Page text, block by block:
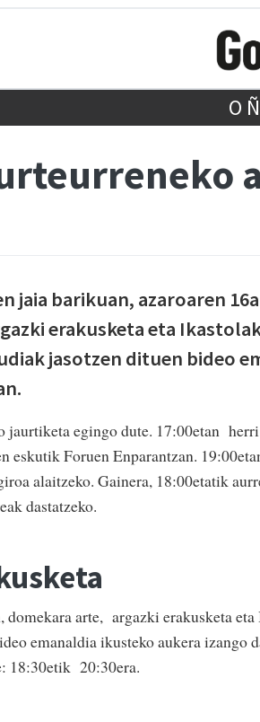
jaia barikuan, azaroaren
erakusketa eta
jasotzen dituen bideo
jaurtiketa egingo dute. 17:00etan
eskutik Foruen Enparantzan.
alaitzeko. Gainera, 18:00etatik
dastatzeko.
domekara arte, argazki erakusketa
emanaldia ikusteko aukera izango
18:30etik 20:30era.